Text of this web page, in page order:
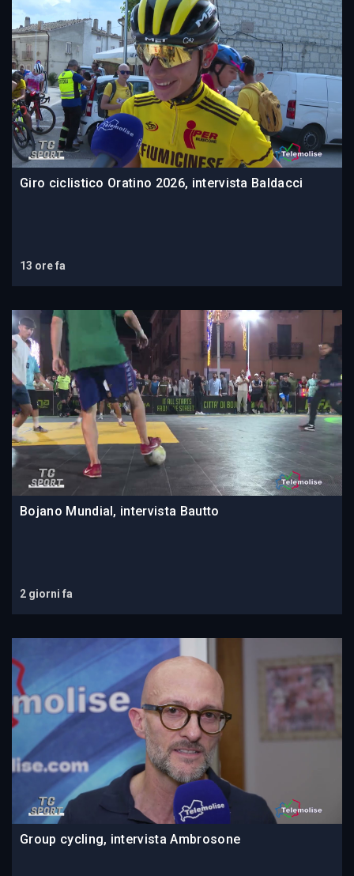
Giro ciclistico Oratino 2026, intervista Baldacci
13 ore fa
Bojano Mundial, intervista Bautto
2 giorni fa
Group cycling, intervista Ambrosone